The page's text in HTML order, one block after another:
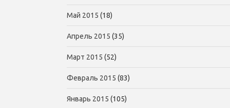
Май 2015 (18)
Апрель 2015 (35)
Март 2015 (52)
Февраль 2015 (83)
Январь 2015 (105)